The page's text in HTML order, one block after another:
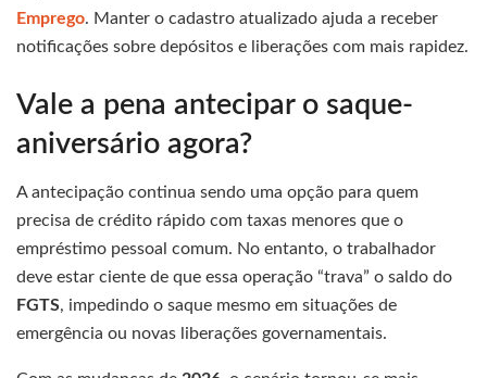
Emprego. Manter o cadastro atualizado ajuda a receber
notificações sobre depósitos e liberações com mais rapidez.
Vale a pena antecipar o saque-
aniversário agora?
A antecipação continua sendo uma opção para quem
precisa de crédito rápido com taxas menores que o
empréstimo pessoal comum. No entanto, o trabalhador
deve estar ciente de que essa operação “trava” o saldo do
FGTS, impedindo o saque mesmo em situações de
emergência ou novas liberações governamentais.